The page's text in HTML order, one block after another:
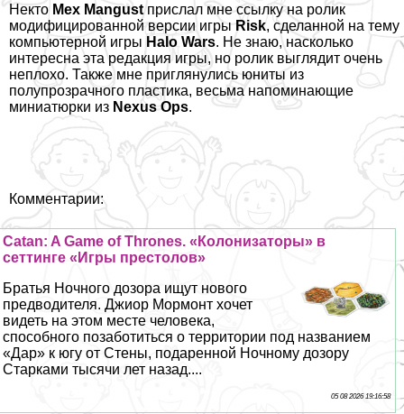
Некто Mex Mangustприслал мне ссылку на ролик
модифицированной версии игры Risk, сделанной на тему
компьютерной игры Halo Wars. Не знаю, насколько
интересна эта редакция игры, но ролик выглядит очень
неплохо. Также мне приглянулись юниты из
полупрозрачного пластика, весьма напоминающие
миниатюрки из Nexus Ops.
Комментарии:
Catan: A Game of Thrones. «Колонизаторы» в
сеттинге «Игры престолов»
Братья Ночного дозора ищут нового
предводителя. Джиор Мормонт хочет
видеть на этом месте человека,
способного позаботиться о территории под названием
«Дар» к югу от Стены, подаренной Ночному дозору
Старками тысячи лет назад....
05 08 2026 19:16:58